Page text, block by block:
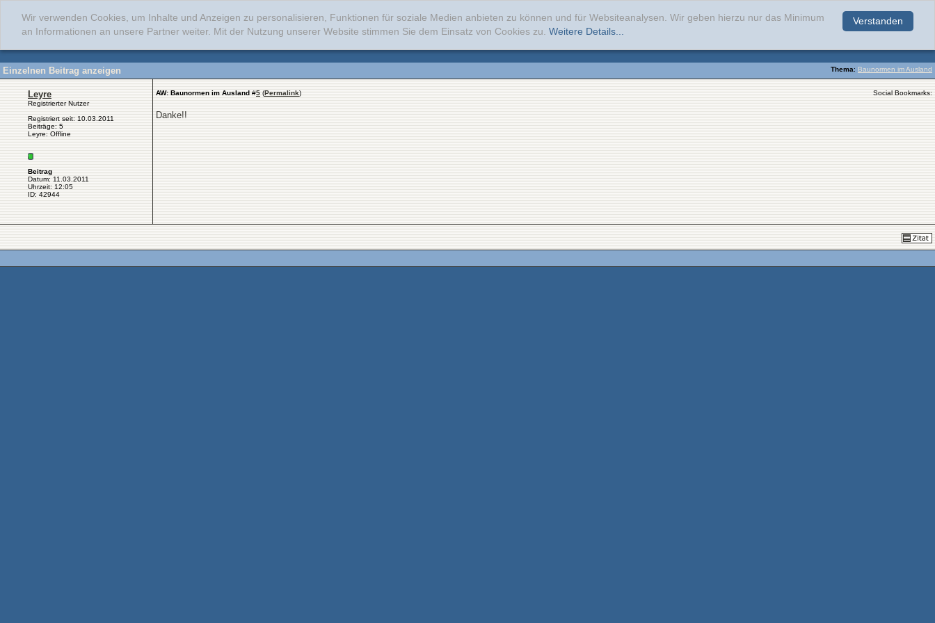
Verstanden
Wir verwenden Cookies, um Inhalte und Anzeigen zu personalisieren, Funktionen für soziale Medien anbieten zu können und für Websiteanalysen. Wir geben hierzu nur das Minimum
an Informationen an unsere Partner weiter. Mit der Nutzung unserer Website stimmen Sie dem Einsatz von Cookies zu. Weitere Details...
Thema: Baunormen im Ausland
Einzelnen Beitrag anzeigen
Leyre
Registrierter Nutzer
Registriert seit: 10.03.2011
Beiträge: 5
Leyre: Offline
Beitrag
Datum: 11.03.2011
Uhrzeit: 12:05
ID: 42944
AW: Baunormen im Ausland #5 (Permalink) Social Bookmarks:
Danke!!